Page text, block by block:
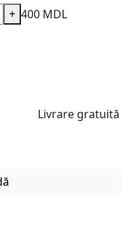
400 MDL
+
Livrare gratuită